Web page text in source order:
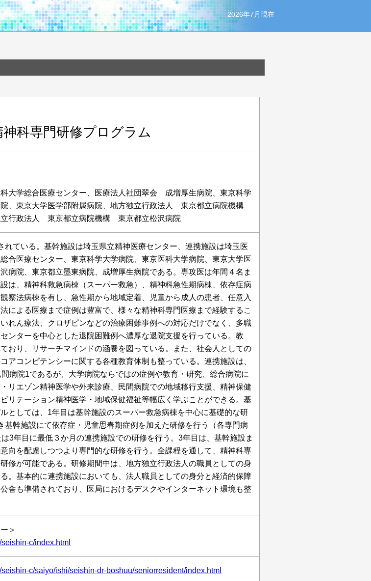
2026年7月現在
科専門研修プログラム
大学総合医療センター、医療法人社団翠会 成増厚生病院、東京科学
、東京大学医学部附属病院、地方独立行政法人 東京都立病院機構
立行政法人 東京都立病院機構 東京都立松沢病院
れている。基幹施設は埼玉県立精神医療センター、連携施設は埼玉医
合医療センター、東京科学大学病院、東京医科大学病院、東京大学医
病院、東京都立墨東病院、成増厚生病院である。専攻医は年間４名ま
は、精神科救急病棟（スーパー救急）、精神科急性期病棟、依存症病
察法病棟を有し、急性期から地域定着、児童から成人の患者、任意入
による医療まで症例は豊富で、様々な精神科専門医療まで経験するこ
れん療法、クロザピンなどの治療困難事例への対応だけでなく、多職
ンターを中心とした退院困難例へ濃厚な退院支援を行っている。教
おり、リサーチマインドの涵養を図っている。また、社会人としての
アコンピテンシーに関する各種教育体制も整っている。連携施設は、
病院1であるが、大学病院ならではの症例や教育・研究、総合病院に
リエゾン精神医学や外来診療、民間病院での地域移行支援、精神保健
リテーション精神医学・地域保健福祉等幅広く学ぶことができる。基
としては、1年目は基幹施設のスーパー救急病棟を中心に基礎的な研
基幹施設にて依存症・児童思春期症例を加えた研修を行う（各専門病
3年目に最低３か月の連携施設での研修を行う。3年目は、基幹施設ま
向を配慮しつつより専門的な研修を行う。全課程を通して、精神科専
修が可能である。研修期間中は、地方独立行政法人の職員としての身
。基本的に連携施設においても、法人職員としての身分と経済的保障
舎も準備されており、医局におけるデスクやインターネット環境も整
＞
c/index.html
c/saiyo/ishi/seishin-dr-boshuu/seniorresident/index.html